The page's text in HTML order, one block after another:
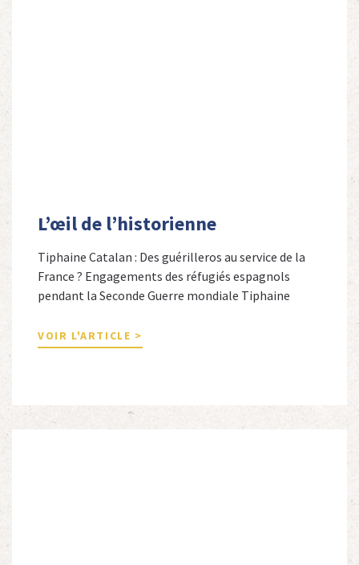
L’œil de l’historienne
Tiphaine Catalan : Des guérilleros au service de la
France ? Engagements des réfugiés espagnols
pendant la Seconde Guerre mondiale Tiphaine
secondaire et docteure en études hispaniques. Elle
est spécialiste de l’histoire contemporaine des
VOIR L'ARTICLE >